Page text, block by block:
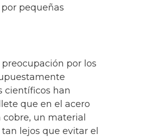
pequeñas
por los
científicos han
que en el acero
cobre, un material
lejos que evitar el